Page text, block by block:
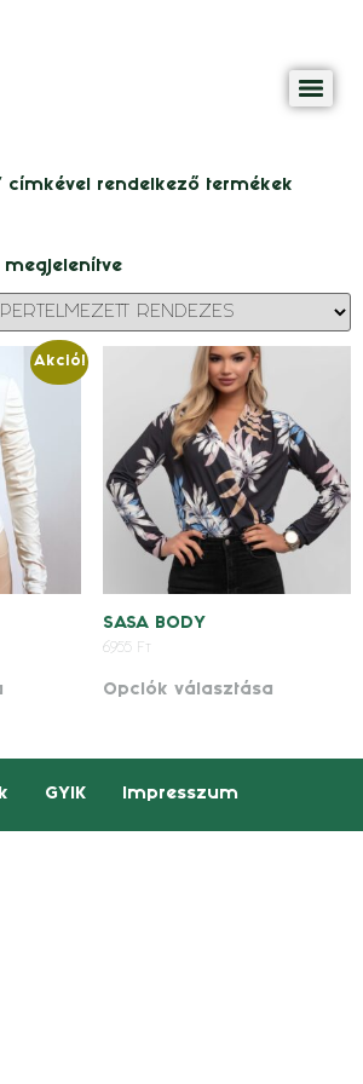
címkével rendelkező termékek
megjelenítve
Akció!
SASA BODY
6955 Ft
Opciók választása
GYIK Impresszum